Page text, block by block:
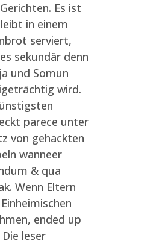
Es ist
in einem
serviert,
sekundär denn
und Somun
wird.
parece unter
von gehackten
wanneer
& qua
Wenn Eltern
ended up
leser